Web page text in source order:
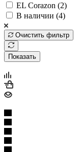
EL Corazon (2)
В наличии (4)
Очистить фильтр
Показать